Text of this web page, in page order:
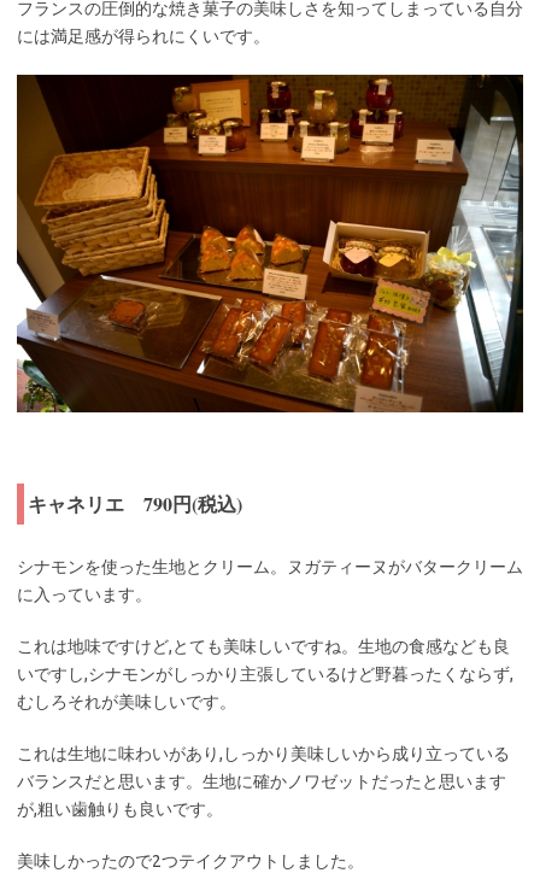
フランスの圧倒的な焼き菓子の美味しさを知ってしまっている自分
には満足感が得られにくいです。
キャネリエ 790円(税込)
シナモンを使った生地とクリーム。ヌガティーヌがバタークリーム
に入っています。
これは地味ですけど,とても美味しいですね。生地の食感なども良
いですし,シナモンがしっかり主張しているけど野暮ったくならず,
むしろそれが美味しいです。
これは生地に味わいがあり,しっかり美味しいから成り立っている
バランスだと思います。生地に確かノワゼットだったと思います
が,粗い歯触りも良いです。
美味しかったので2つテイクアウトしました。